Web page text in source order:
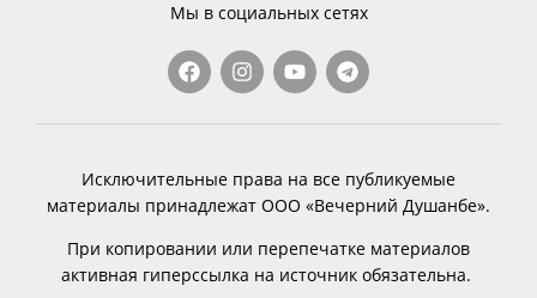
Мы в социальных сетях
Исключительные права на все публикуемые
материалы принадлежат ООО «Вечерний Душанбе».
При копировании или перепечатке материалов
активная гиперссылка на источник обязательна.